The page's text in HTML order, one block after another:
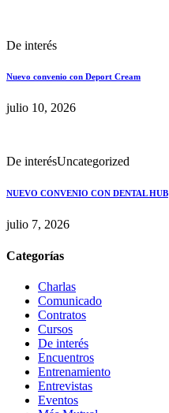
De interés
Nuevo convenio con Deport Cream
julio 10, 2026
De interésUncategorized
NUEVO CONVENIO CON DENTAL HUB
julio 7, 2026
Categorías
Charlas
Comunicado
Contratos
Cursos
De interés
Encuentros
Entrenamiento
Entrevistas
Eventos